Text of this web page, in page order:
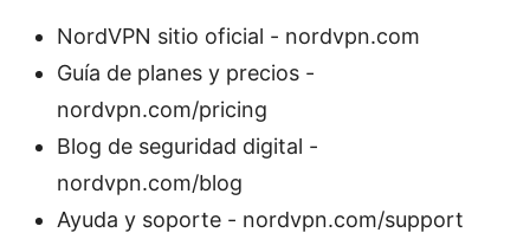
NordVPN sitio oficial - nordvpn.com
Guía de planes y precios -
nordvpn.com/pricing
Blog de seguridad digital -
nordvpn.com/blog
Ayuda y soporte - nordvpn.com/support